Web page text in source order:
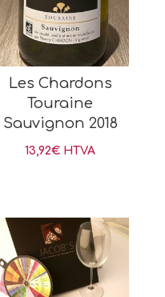
Les Chardons
Touraine
Sauvignon 2018
13,92€ HTVA